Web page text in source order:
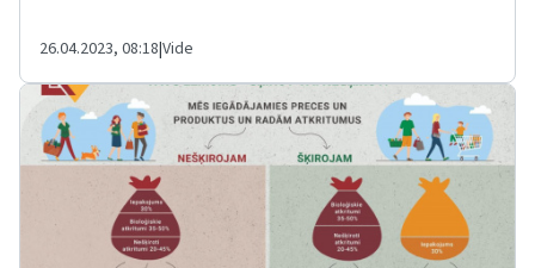
26.04.2023, 08:18|Vide